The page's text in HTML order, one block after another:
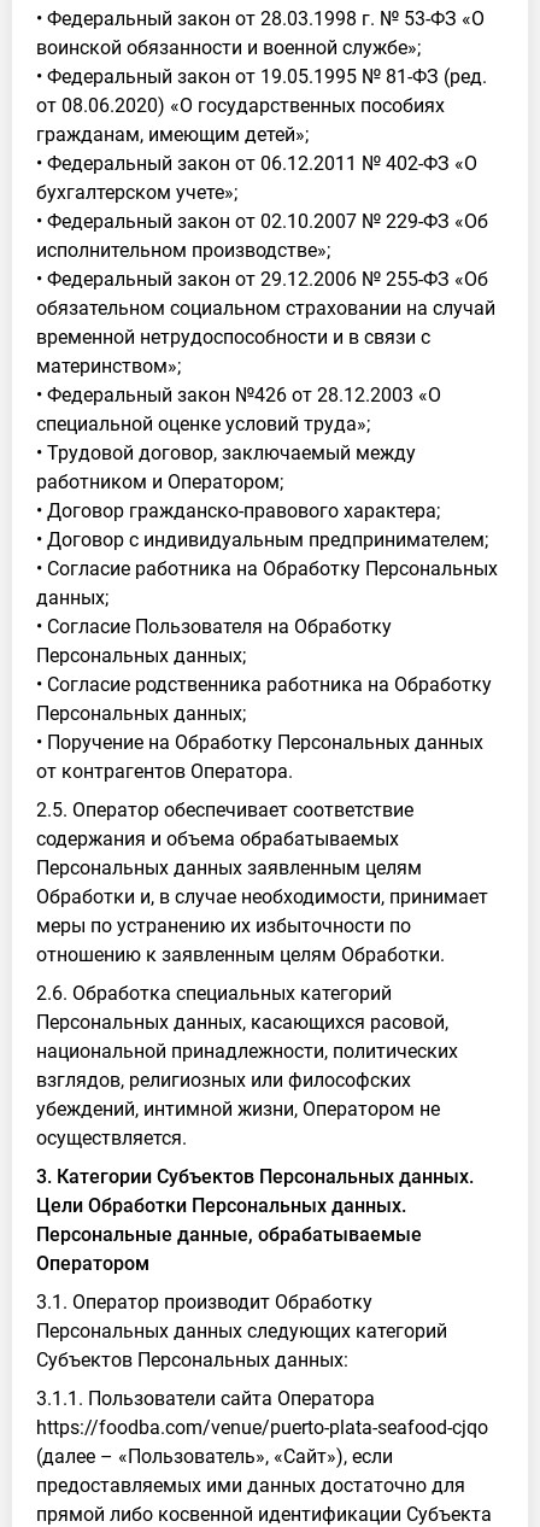
• Федеральный закон от 28.03.1998 г. № 53-ФЗ «О
воинской обязанности и военной службе»;
• Федеральный закон от 19.05.1995 № 81-ФЗ (ред.
от 08.06.2020) «О государственных пособиях
гражданам, имеющим детей»;
• Федеральный закон от 06.12.2011 № 402-ФЗ «О
бухгалтерском учете»;
• Федеральный закон от 02.10.2007 № 229-ФЗ «Об
исполнительном производстве»;
• Федеральный закон от 29.12.2006 № 255-ФЗ «Об
обязательном социальном страховании на случай
временной нетрудоспособности и в связи с
материнством»;
• Федеральный закон №426 от 28.12.2003 «О
специальной оценке условий труда»;
• Трудовой договор, заключаемый между
работником и Оператором;
• Договор гражданско-правового характера;
• Договор с индивидуальным предпринимателем;
• Согласие работника на Обработку Персональных
данных;
• Согласие Пользователя на Обработку
Персональных данных;
• Согласие родственника работника на Обработку
Персональных данных;
• Поручение на Обработку Персональных данных
от контрагентов Оператора.
2.5. Оператор обеспечивает соответствие
содержания и объема обрабатываемых
Персональных данных заявленным целям
Обработки и, в случае необходимости, принимает
меры по устранению их избыточности по
отношению к заявленным целям Обработки.
2.6. Обработка специальных категорий
Персональных данных, касающихся расовой,
национальной принадлежности, политических
взглядов, религиозных или философских
убеждений, интимной жизни, Оператором не
осуществляется.
3. Категории Субъектов Персональных данных.
Цели Обработки Персональных данных.
Персональные данные, обрабатываемые
Оператором
3.1. Оператор производит Обработку
Персональных данных следующих категорий
Субъектов Персональных данных:
3.1.1. Пользователи сайта Оператора
https://foodba.com/venue/puerto-plata-seafood-cjqo
(далее – «Пользователь», «Сайт»), если
предоставляемых ими данных достаточно для
прямой либо косвенной идентификации Субъекта